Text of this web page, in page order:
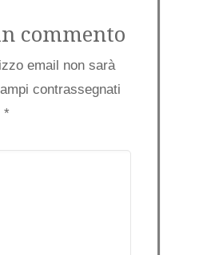
commento
email non sarà
contrassegnati
*